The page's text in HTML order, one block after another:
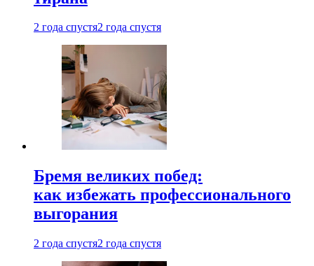
2 года спустя2 года спустя
Бремя великих побед:
как избежать профессионального
выгорания
2 года спустя2 года спустя